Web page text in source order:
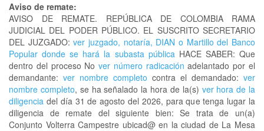
Aviso de remate:
AVISO DE REMATE. REPÚBLICA DE COLOMBIA RAMA
JUDICIAL DEL PODER PÚBLICO. EL SUSCRITO SECRETARIO
DEL JUZGADO: ver juzgado, notaría, DIAN o Martillo del Banco
Popular donde se hará la subasta públicaHACE SABER: Que
dentro del proceso Nover número radicación adelantado por el
demandante: ver nombre completo contra el demandado: ver
nombre completo, se ha señalado la hora de la(s) ver hora de la
diligencia del día 31 de agosto del 2026, para que tenga lugar la
diligencia de remate del siguiente bien: Se trata de un(a)
Conjunto Volterra Campestre ubicad@ en la ciudad de La Mesa